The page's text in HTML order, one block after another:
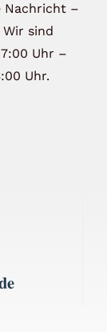
Nachricht –
sind
Uhr –
Uhr.